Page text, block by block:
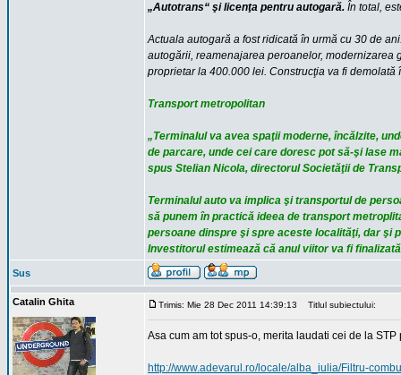
„Autotrans“ şi licenţa pentru autogară. În total,
Actuala autogară a fost ridicată în urmă cu 30 de
autogării, reamenajarea peroanelor, modernizarea
proprietar la 400.000 lei. Construcţia va fi
Transport metropolitan
„Terminalul va avea spaţii moderne, încălzite,
de parcare, unde cei care doresc pot să-şi lase
spus Stelian Nicola, directorul Societăţii de
Terminalul auto va implica şi transportul de
să punem în practică ideea de transport
persoane dinspre şi spre aceste localităţi, dar şi
Investitorul estimează că anul viitor va fi
Sus
Catalin Ghita Trimis: Mie 28 Dec 2011 14:39:13 Titlul subiectului:
Asa cum am tot spus-o, merita laudati cei de la
http://www.adevarul.ro/locale/alba_iulia/Filtru-